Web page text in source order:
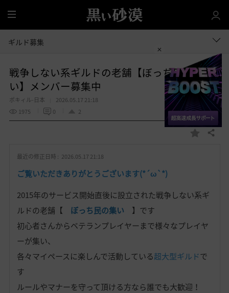
全
体
ギルド募集
戦争しない系ギルドの老舗【ぼっち民の集
い】メンバー募集中
ポキィル-日本
2026.05.17 21:18
1975
0 2
お 共有する
最近の修正日時 : 2026.05.17 21:18
ご覧いただきありがとうございます(*´ω`*)
2015年のサービス開始直後に設立された戦争しない系ギ
ルドの老舗【 ぼっち民の集い 】です
初心者さんからベテランプレイヤーまで様々なプレイヤ
ーが集い、
各々マイペースに楽しんで活動している超大型ギルドで
す
ルールやマナーを守って頂ける方なら誰でも大歓迎！